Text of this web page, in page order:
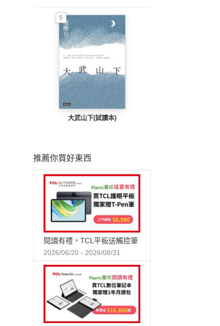
5
大武山下(試讀本)
推薦你買好東西
閱讀有禮，TCL平板送觸控筆
2026/06/20 - 2026/08/31